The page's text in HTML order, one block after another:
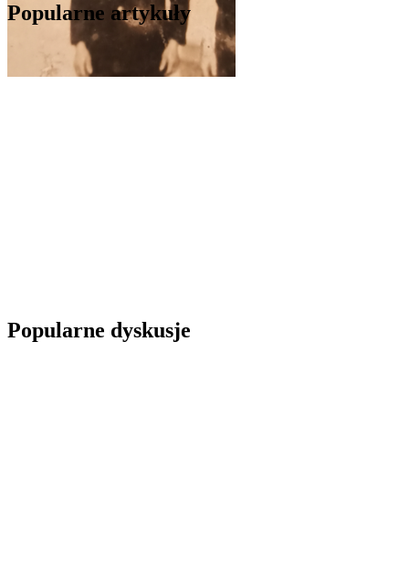
Popularne artykuły
Popularne dyskusje